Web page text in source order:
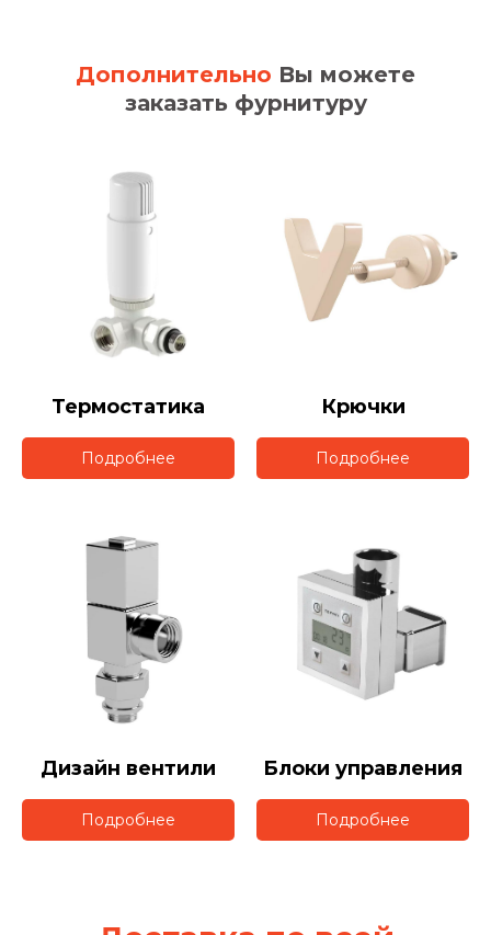
Дополнительно Вы можете
заказать фурнитуру
Термостатика
Подробнее
Крючки
Подробнее
Дизайн вентили
Подробнее
Блоки управления
Подробнее